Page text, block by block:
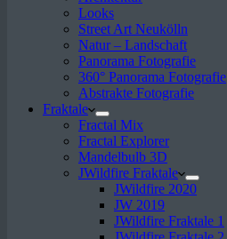
Looks
Street Art Neukölln
Natur – Landschaft
Panorama Fotografie
360° Panorama Fotografie
Abstrakte Fotografie
Fraktale
Fractal Mix
Fractal Explorer
Mandelbulb 3D
JWildfire Fraktale
JWildfire 2020
JW 2019
JWildfire Fraktale 1